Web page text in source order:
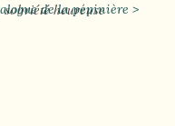
heureuse
de la pépinière >